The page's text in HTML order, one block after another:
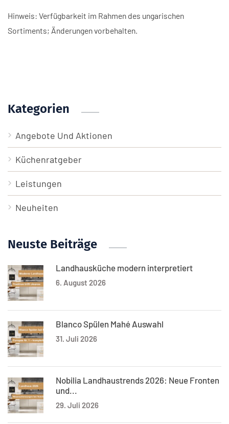
Hinweis: Verfügbarkeit im Rahmen des ungarischen
Sortiments; Änderungen vorbehalten.
Kategorien
Angebote Und Aktionen
Küchenratgeber
Leistungen
Neuheiten
Neuste Beiträge
Landhausküche modern interpretiert
6. August 2026
Blanco Spülen Mahé Auswahl
31. Juli 2026
Nobilia Landhaustrends 2026: Neue Fronten
und...
29. Juli 2026